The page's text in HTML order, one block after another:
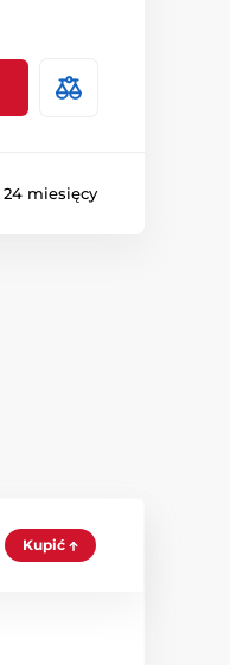
24 miesięcy
Kupić